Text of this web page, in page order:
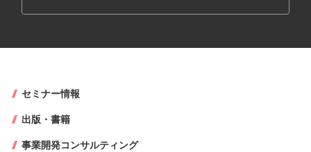
セミナー情報
出版・書籍
事業開発コンサルティング